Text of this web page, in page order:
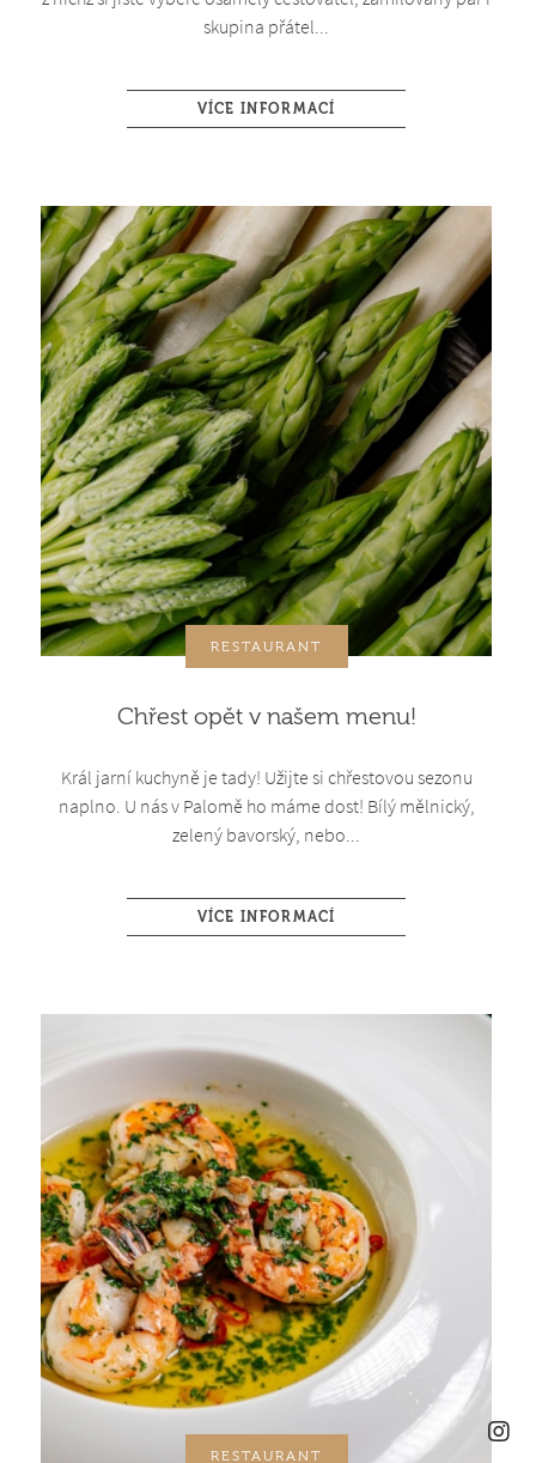
skupina přátel...
VÍCE INFORMACÍ
RESTAURANT
Chřest opět v našem menu!
Král jarní kuchyně je tady! Užijte si chřestovou sezonu
naplno. U nás v Palomě ho máme dost! Bílý mělnický,
zelený bavorský, nebo...
VÍCE INFORMACÍ
RESTAURANT